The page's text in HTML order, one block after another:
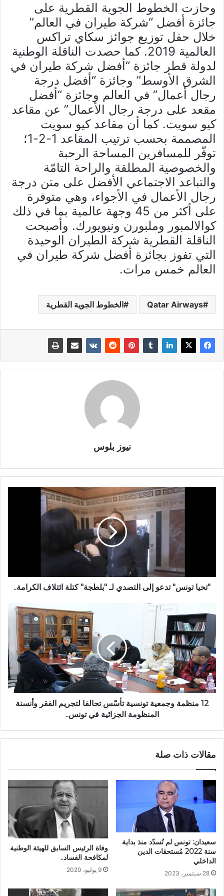
وحازت الخطوط الجوية القطرية على
جائزة أفضل “شركة طيران في العالم”
خلال حفل توزيع جوائز سكاي تراكس
العالمية 2019. كما حصدت الناقلة الوطنية
لدولة قطر جائزة “أفضل شركة طيران في
الشرق الأوسط” وجائزة “أفضل درجة
رجال أعمال” في العالم وجائزة “أفضل
مقعد على درجة رجال الأعمال” عن مقاعد
كيو سويت. كما أن مقاعد كيو سويت
المصممة بحسب ترتيب المقاعد 1-2-1؛
توفّر للمسافرين المساحة الرحبة
والخصوصية المطلقة والراحة التامّة
والتباعد الاجتماعي الأفضل على متن درجة
رجال الأعمال في الأجواء، وهي متوفرة
على أكثر من 45 وجهة عالمية بما في ذلك
كوالالمبور وملبورن ونيويورك. وأصبحت
الناقلة القطرية شركة الطيران الوحيدة
التي تفوز بجائزة أفضل شركة طيران في
العالم خمس مرات.
Qatar Airways الخطوط الجوية القطرية
نيوز بلوس
"تحيا تونس" تدعو إلى التصدي لـ "بلطجة" كتلة ائتلاف الكرامة..
12 منظمة وجمعية تونسية تأسّس تحالفا لتجريم الفقر وأنسنة
المنظومة الجزائية في تونس..
مقالات ذات صلة
سعيدان: تونس لم تُسدّد منذ بداية
سنة 2022 مُستحقات الدين
الداخلي
28 سبتمبر، 2023
وفاة الرئيس السابق للهيئة الوطنية
لمكافحة الفساد..
9 يوليو، 2020